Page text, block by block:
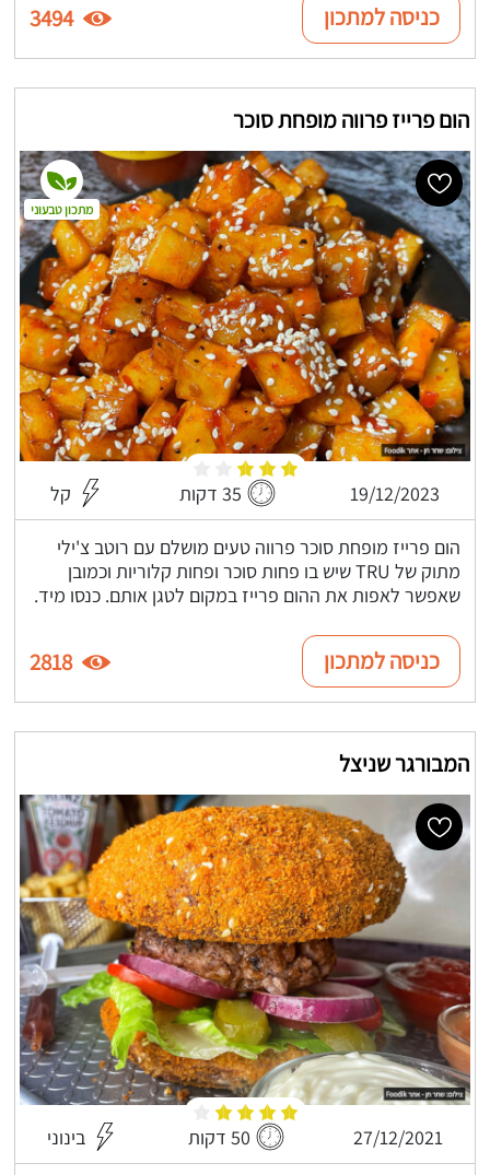
כניסה למתכון 3494
הום פרייז פרווה מופחת סוכר
19/12/2023 35 דקות קל
הום פרייז מופחת סוכר פרווה טעים מושלם עם רוטב צ'ילי
מתוק של TRU שיש בו פחות סוכר ופחות קלוריות וכמובן
שאפשר לאפות את ההום פרייז במקום לטגן אותם. כנסו מיד.
מתכון טבעוני
כניסה למתכון 2818
המבורגר שניצל
27/12/2021 50 דקות בינוני